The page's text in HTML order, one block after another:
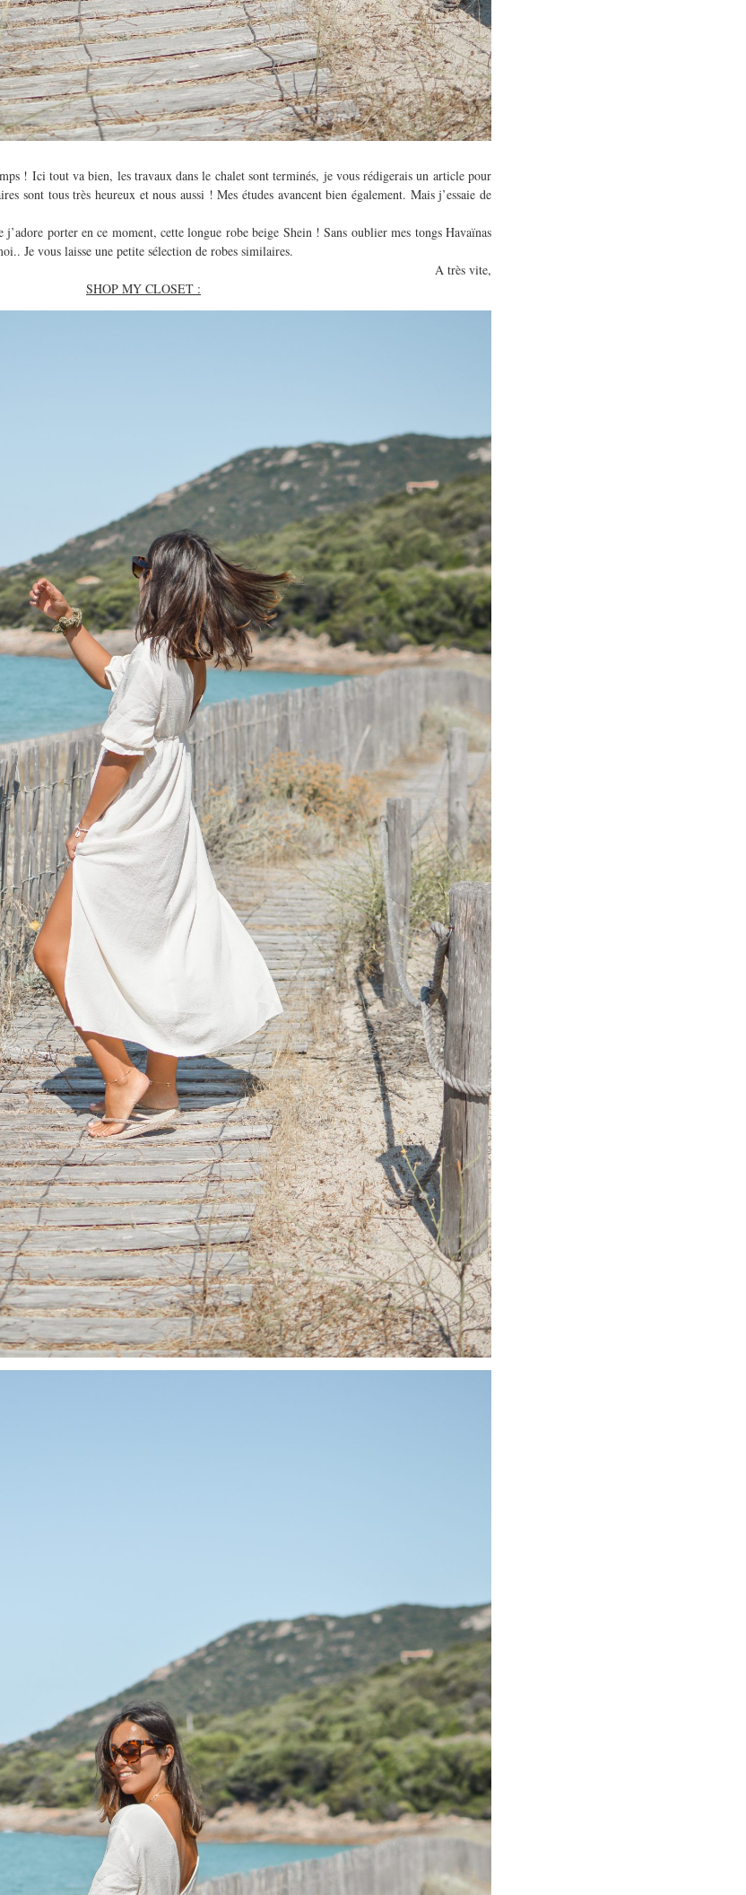
! Ici tout va bien, les travaux dans le chalet sont terminés, je vous rédigerais un article pour
sont tous très heureux et nous aussi ! Mes études avancent bien également. Mais j’essaie de
j’adore porter en ce moment, cette longue robe beige Shein ! Sans oublier mes tongs Havaïnas
Je vous laisse une petite sélection de robes similaires.
A très vite,
SHOP MY CLOSET :